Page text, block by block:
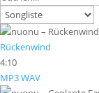
Rückenwind
4:10
MP3WAV